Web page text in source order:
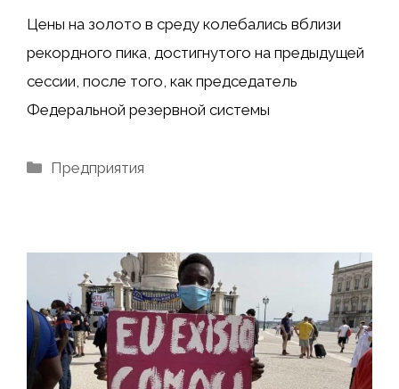
Цены на золото в среду колебались вблизи
рекордного пика, достигнутого на предыдущей
сессии, после того, как председатель
Федеральной резервной системы
Рубрики
Предприятия